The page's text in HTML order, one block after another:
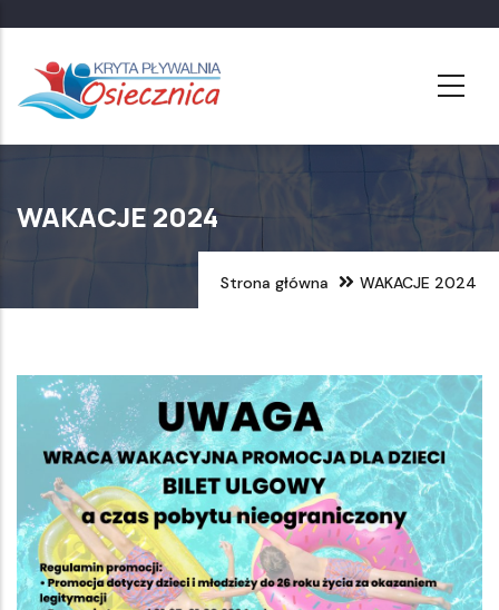
treści
WAKACJE 2024
Strona główna WAKACJE 2024